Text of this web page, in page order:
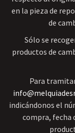
en la pieza de
de
Sólo se
productos de
Para
indicándonos el
compra, fecha